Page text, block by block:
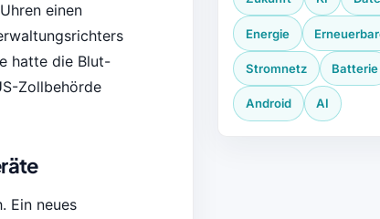
einen
hatte die Blut-
Zollbehörde
Ein neues
Energie
Stromnetz Batterie
Android AI